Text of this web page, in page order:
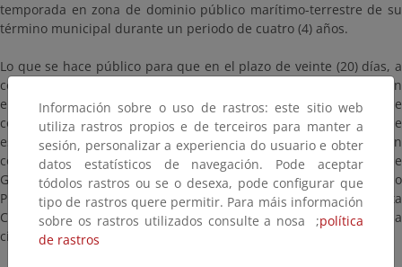
temporada en zona de dominio público marítimo-terrestre de su
término municipal durante un periodo de cuatro (4) años.
Lo que se hace público para que en el plazo de veinte (20) días, a
contar desde el siguiente al de la publicación de este Anuncio en
el Boletín Oficial del Estado, las personas o entidades que se
consideren afectadas, puedan presentar las alegaciones que
estimen pertinentes, a cuyo efecto la documentación
correspondiente estará de manifiesto en el Ayuntamiento de
Granadilla de Abona, así como en las oficinas de este Servicio
Provincial de Costas de Tenerife, ubicadas en la Rambla de Santa
Cruz 169 de Santa Cruz de Tenerife, dónde se consultará previa
cita. También estará disponible a continuación:
Información sobre o uso de rastros: este sitio web
utiliza rastros propios e de terceiros para manter a
sesión, personalizar a experiencia do usuario e obter
datos estatísticos de navegación. Pode aceptar
tódolos rastros ou se o desexa, pode configurar que
tipo de rastros quere permitir. Para máis información
sobre os rastros utilizados consulte a nosa ;política
de rastros